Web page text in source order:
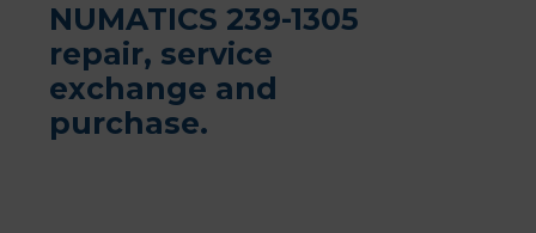
NUMATICS 239-1305
repair, service
exchange and
purchase.